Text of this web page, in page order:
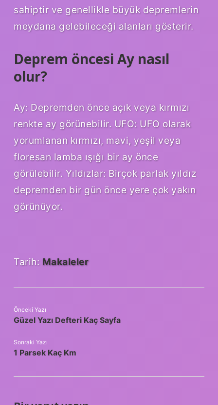
sahiptir ve genellikle büyük depremlerin
meydana gelebileceği alanları gösterir.
Deprem öncesi Ay nasıl
olur?
Ay: Depremden önce açık veya kırmızı
renkte ay görünebilir. UFO: UFO olarak
yorumlanan kırmızı, mavi, yeşil veya
floresan lamba ışığı bir ay önce
görülebilir. Yıldızlar: Birçok parlak yıldız
depremden bir gün önce yere çok yakın
görünüyor.
Tarih: Makaleler
Önceki Yazı
Güzel Yazı Defteri Kaç Sayfa
Sonraki Yazı
1 Parsek Kaç Km